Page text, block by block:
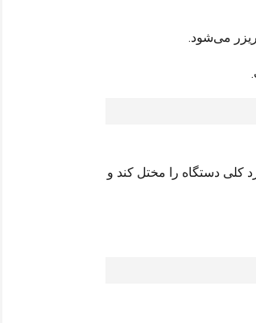
می‌شود.
کلی دستگاه را مختل کند و